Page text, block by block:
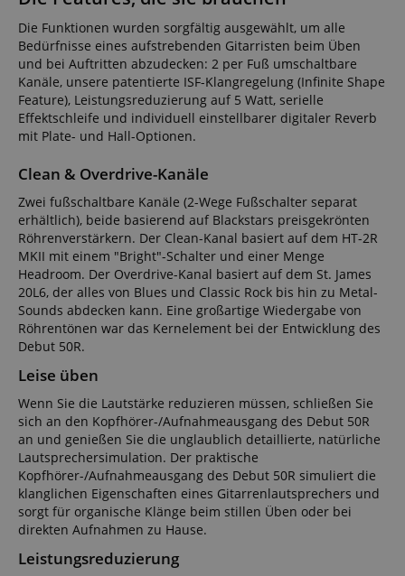
Die Funktionen wurden sorgfältig ausgewählt, um alle
Bedürfnisse eines aufstrebenden Gitarristen beim Üben
und bei Auftritten abzudecken: 2 per Fuß umschaltbare
Kanäle, unsere patentierte ISF-Klangregelung (Infinite Shape
Feature), Leistungsreduzierung auf 5 Watt, serielle
Effektschleife und individuell einstellbarer digitaler Reverb
mit Plate- und Hall-Optionen.
Clean & Overdrive-Kanäle
Zwei fußschaltbare Kanäle (2-Wege Fußschalter separat
erhältlich), beide basierend auf Blackstars preisgekrönten
Röhrenverstärkern. Der Clean-Kanal basiert auf dem HT-2R
MKII mit einem "Bright"-Schalter und einer Menge
Headroom. Der Overdrive-Kanal basiert auf dem St. James
20L6, der alles von Blues und Classic Rock bis hin zu Metal-
Sounds abdecken kann. Eine großartige Wiedergabe von
Röhrentönen war das Kernelement bei der Entwicklung des
Debut 50R.
Leise üben
Wenn Sie die Lautstärke reduzieren müssen, schließen Sie
sich an den Kopfhörer-/Aufnahmeausgang des Debut 50R
an und genießen Sie die unglaublich detaillierte, natürliche
Lautsprechersimulation. Der praktische
Kopfhörer-/Aufnahmeausgang des Debut 50R simuliert die
klanglichen Eigenschaften eines Gitarrenlautsprechers und
sorgt für organische Klänge beim stillen Üben oder bei
direkten Aufnahmen zu Hause.
Leistungsreduzierung